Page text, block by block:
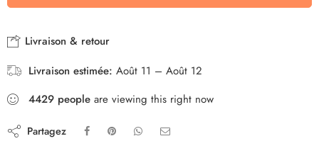
Livraison & retour
Livraison estimée: Août 11 – Août 12
4429 people are viewing this right now
Partagez